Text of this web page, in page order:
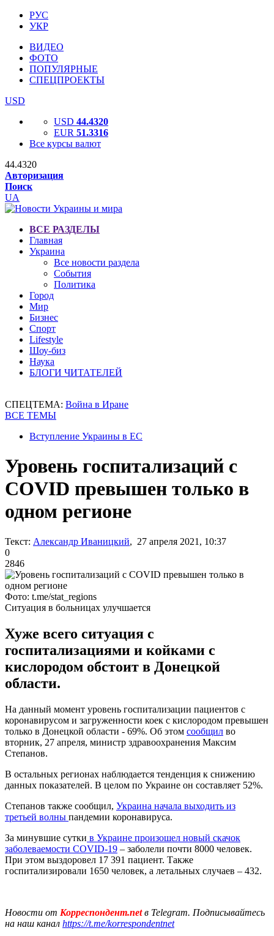
РУС
УКР
ВИДЕО
ФОТО
ПОПУЛЯРНЫЕ
СПЕЦПРОЕКТЫ
USD
USD 44.4320
EUR 51.3316
Все курсы валют
44.4320
Авторизация
Поиск
UA
ВСЕ РАЗДЕЛЫ
Главная
Украина
Все новости раздела
События
Политика
Город
Мир
Бизнес
Спорт
Lifestyle
Шоу-биз
Наука
БЛОГИ ЧИТАТЕЛЕЙ
СПЕЦТЕМА: Война в Иране
ВСЕ ТЕМЫ
Вступление Украины в ЕС
Уровень госпитализаций с
COVID превышен только в
одном регионе
Текст: Александр Иваницкий, 27 апреля 2021, 10:37
0
2846
Фото: t.me/stat_regions
Ситуация в больницах улучшается
Хуже всего ситуация с
госпитализациями и койками с
кислородом обстоит в Донецкой
области.
На данный момент уровень госпитализации пациентов с
коронавирусом и загруженности коек с кислородом превышен
только в Донецкой области - 69%. Об этом сообщил во
вторник, 27 апреля, министр здравоохранения Максим
Степанов.
В остальных регионах наблюдается тенденция к снижению
данных показателей. В целом по Украине он составляет 52%.
Степанов также сообщил, Украина начала выходить из
третьей волны пандемии коронавируса.
За минувшие сутки в Украине произошел новый скачок
заболеваемости COVID-19 – заболели почти 8000 человек.
При этом выздоровел 17 391 пациент. Также
госпитализировали 1650 человек, а летальных случаев – 432.
Новости от Корреспондент.netв Telegram. Подписывайтесь
на наш канал https://t.me/korrespondentnet